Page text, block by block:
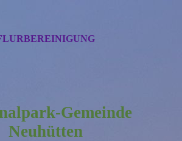
Gemeinde
Neuhütten